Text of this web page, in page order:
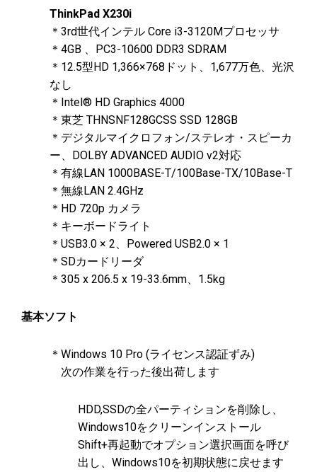
ThinkPad X230i
＊3rd世代インテル Core i3-3120Mプロセッサ
＊4GB 、PC3-10600 DDR3 SDRAM
＊12.5型HD 1,366×768ドット、1,677万色、光沢
なし
＊Intel® HD Graphics 4000
＊東芝 THNSNF128GCSS SSD 128GB
＊デジタルマイクロフォン/ステレオ・スピーカ
ー、DOLBY ADVANCED AUDIO v2対応
＊有線LAN 1000BASE-T/100Base-TX/10Base-T
＊無線LAN 2.4GHz
＊HD 720p カメラ
＊キーボードライト
＊USB3.0 × 2、Powered USB2.0 × 1
＊SDカードリーダ
＊305 x 206.5 x 19-33.6mm、1.5kg
基本ソフト
＊Windows 10 Pro (ライセンス認証ずみ)
次の作業を行った後出荷します
HDD,SSDの全パーティションを削除し、
Windows10をクリーンインストール
Shift+再起動でオプション選択画面を呼び
出し、Windows10を初期状態に戻せます